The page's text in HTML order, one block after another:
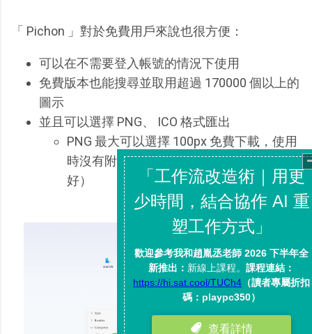
「 Pichon 」對於免費用戶來說也很方便：
可以在不需要登入帳號的情況下使用
免費版本也能搜尋並取用超過 170000 個以上的
圖示
並且可以選擇 PNG、 ICO 格式匯出
PNG 最大可以選擇 100px 免費下載，使用
時沒有附加條件（但能附上來自 icons 8 更
好）